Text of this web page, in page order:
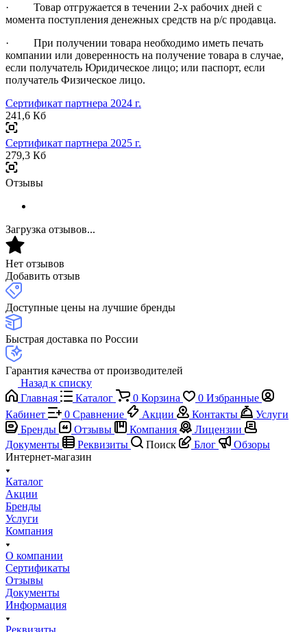
· Товар отгружается в течении 2-х рабочих дней с
момента поступления денежных средств на р/с продавца.
· При получении товара необходимо иметь печать
компании или доверенность на получение товара в случае,
если получатель Юридическое лицо; или паспорт, если
получатель Физическое лицо.
Сертификат партнера 2024 г.
241,6 Кб
Сертификат партнера 2025 г.
279,3 Кб
Отзывы
Загрузка отзывов...
Нет отзывов
Добавить отзыв
Доступные цены на лучшие бренды
Быстрая доставка по России
Гарантия качества от производителей
Назад к списку
Главная
Каталог 0 Корзина 0 Избранные
Кабинет
0 Сравнение Акции Контакты
Услуги
Бренды
Отзывы Компания
Лицензии
Документы
Реквизиты Поиск Блог
Обзоры
Интернет-магазин
Каталог
Акции
Бренды
Услуги
Компания
О компании
Сертификаты
Отзывы
Документы
Информация
Реквизиты